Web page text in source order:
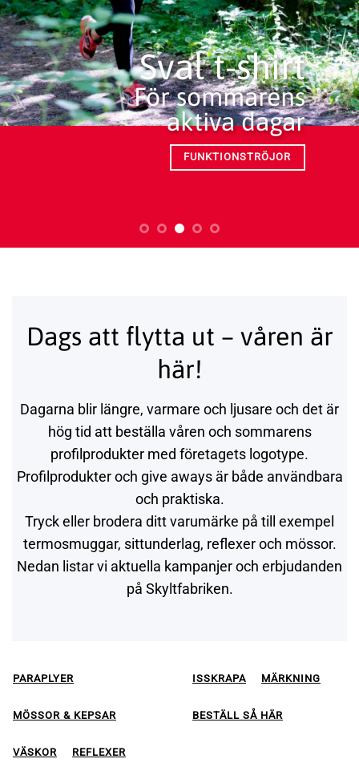
Sval t-shirt
För sommarens
aktiva dagar
FUNKTIONSTRÖJOR
Dags att flytta ut – våren är
här!
Dagarna blir längre, varmare och ljusare och det är
hög tid att beställa våren och sommarens
profilprodukter med företagets logotype.
Profilprodukter och give aways är både användbara
och praktiska.
Tryck eller brodera ditt varumärke på till exempel
termosmuggar, sittunderlag, reflexer och mössor.
Nedan listar vi aktuella kampanjer och erbjudanden
på Skyltfabriken.
PARAPLYER
MÖSSOR & KEPSAR
VÄSKOR REFLEXER
ISSKRAPA MÄRKNING
BESTÄLL SÅ HÄR